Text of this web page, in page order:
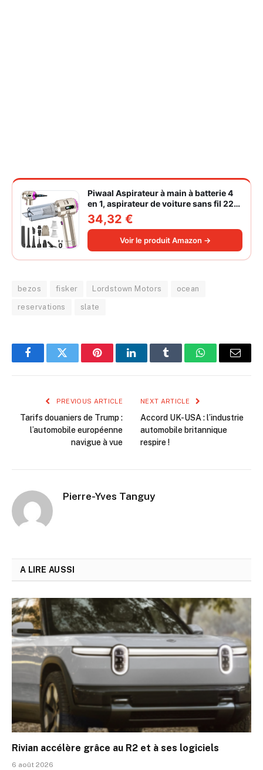
Piwaal Aspirateur à main à batterie 4
en 1, aspirateur de voiture sans fil 22
000 Pa avec moteur sans balais,
souffleur électrique à air comprimé
220 000 tr/min 3 vitesses pour poils
d'animaux
34,32 €
Voir le produit Amazon →
bezos fisker Lordstown Motors ocean
reservations slate
FacebookTwitter PinterestLinkedInTumblr WhatsAppEmail
PREVIOUS ARTICLE
Tarifs douaniers de Trump :
l’automobile européenne
navigue à vue
NEXT ARTICLE
Accord UK-USA : l’industrie
automobile britannique
respire !
Pierre-Yves Tanguy
A LIRE AUSSI
Rivian accélère grâce au R2 et à ses logiciels
6 août 2026